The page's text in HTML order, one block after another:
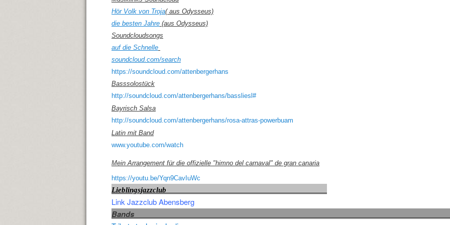
Hör Volk von Troja( aus Odysseus)
die besten Jahre (aus Odysseus)
Soundcloudsongs
auf die Schnelle
soundcloud.com/search
https://soundcloud.com/attenbergerhans
Basssolostück
http://soundcloud.com/attenbergerhans/bassliesl#
Bayrisch Salsa
http://soundcloud.com/attenbergerhans/rosa-attras-powerbuam
Latin mit Band
www.youtube.com/watch
Mein Arrangement für die offizielle "himno del carnaval" de gran canaria
https://youtu.be/Yqn9CavIuWc
Lieblingsjazzclub
Link Jazzclub Abensberg